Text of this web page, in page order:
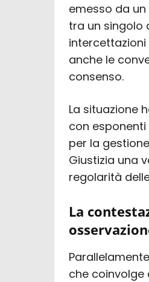
emesso da
tra un singolo
anche le
consenso.
La situazione
con
per la
Giustizia una
regolarità
La
che coinvolge